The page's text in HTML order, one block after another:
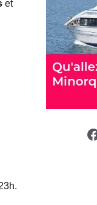
et
Facebook